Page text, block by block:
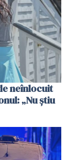
neînlocuit
„Nu știu